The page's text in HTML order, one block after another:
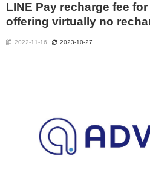
LINE Pay recharge fee
offering virtually no
2022-11-16 2023-10-27